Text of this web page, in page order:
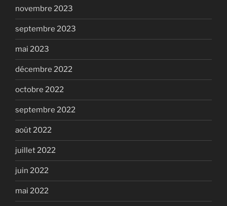
novembre 2023
septembre 2023
mai 2023
décembre 2022
octobre 2022
septembre 2022
août 2022
juillet 2022
juin 2022
mai 2022